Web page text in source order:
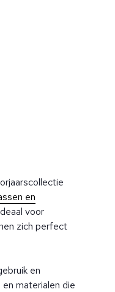
en
voor
zich perfect
en
materialen die